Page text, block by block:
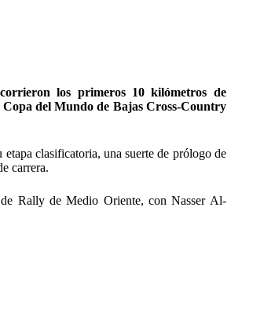
los primeros 10 kilómetros de
del Mundo de Bajas Cross-Country
clasificatoria, una suerte de prólogo de
carrera.
Rally de Medio Oriente, con Nasser Al-